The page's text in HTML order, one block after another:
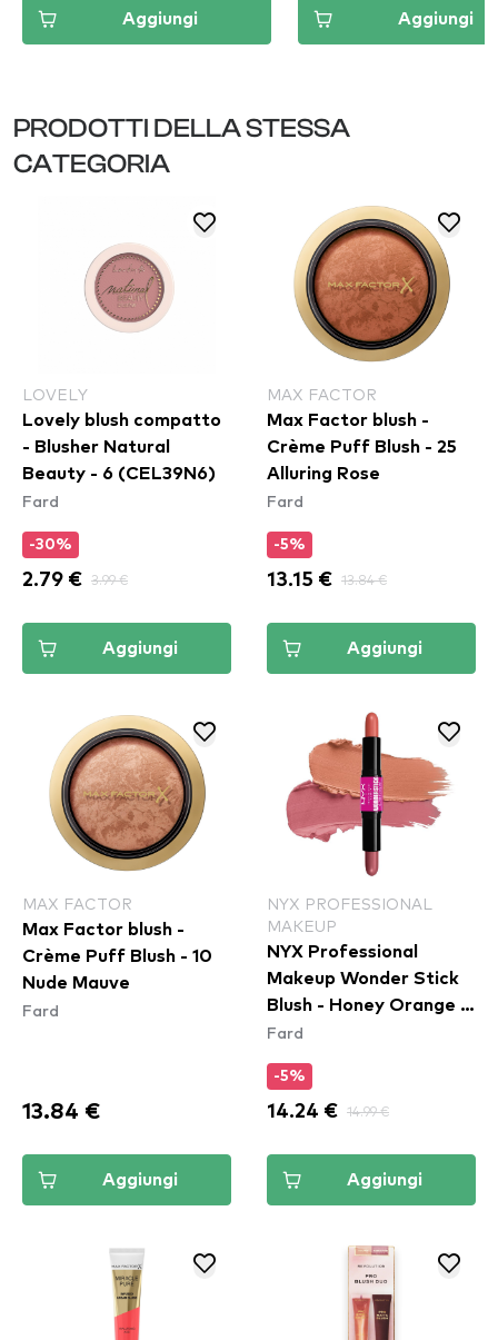
Aggiungi Aggiungi
PRODOTTI DELLA STESSA
CATEGORIA
LOVELY
Lovely blush compatto
- Blusher Natural
Beauty - 6 (CEL39N6)
Fard
-30%
2.79 € 3.99 €
Aggiungi
MAX FACTOR
Max Factor blush -
Crème Puff Blush - 25
Alluring Rose
Fard
-5%
13.15 € 13.84 €
Aggiungi
MAX FACTOR
Max Factor blush -
Crème Puff Blush - 10
Nude Mauve
Fard
13.84 €
Aggiungi
NYX PROFESSIONAL
MAKEUP
NYX Professional
Makeup Wonder Stick
Blush - Honey Orange &
Rose (WSB02)
Fard
-5%
14.24 € 14.99 €
Aggiungi